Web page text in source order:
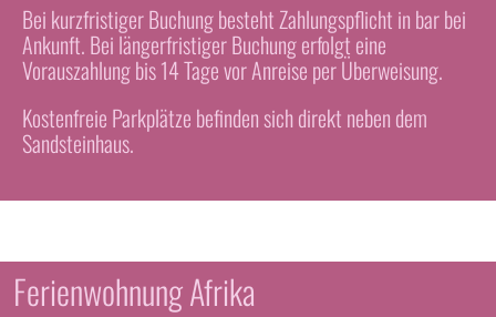
Bei kurzfristiger Buchung besteht Zahlungspflicht in bar bei
Ankunft. Bei längerfristiger Buchung erfolgt eine
Vorauszahlung bis 14 Tage vor Anreise per Überweisung.
Kostenfreie Parkplätze befinden sich direkt neben dem
Sandsteinhaus.
Ferienwohnung Afrika